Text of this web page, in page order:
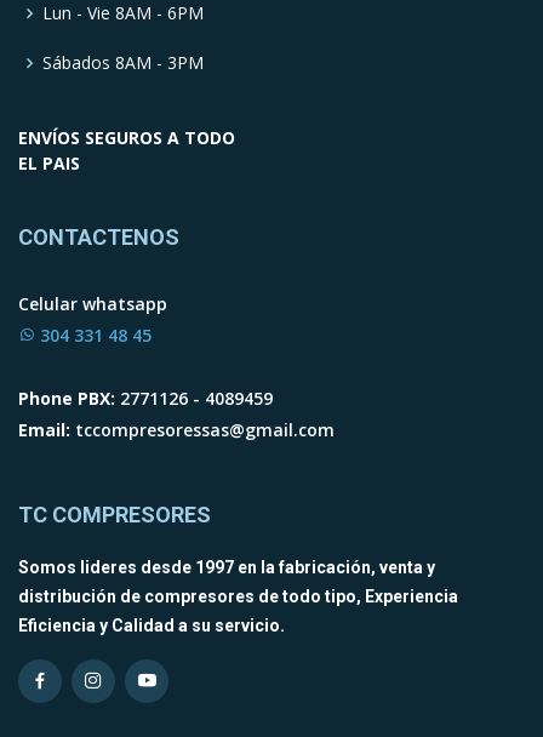
Lun - Vie 8AM - 6PM
Sábados 8AM - 3PM
ENVÍOS SEGUROS A TODO
EL PAIS
CONTACTENOS
Celular whatsapp
304 331 48 45
Phone PBX: 2771126 - 4089459
Email: tccompresoressas@gmail.com
TC COMPRESORES
Somos lideres desde 1997 en la fabricación, venta y
distribución de compresores de todo tipo, Experiencia
Eficiencia y Calidad a su servicio.